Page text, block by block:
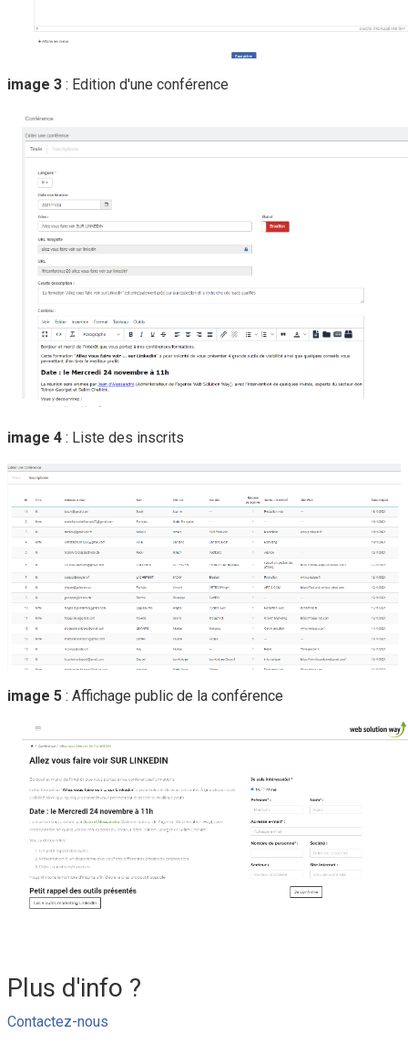
image 3 : Edition d'une conférence
image 4 : Liste des inscrits
image 5 : Affichage public de la conférence
Plus d'info ?
Contactez-nous